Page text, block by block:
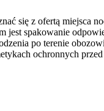
się z ofertą miejsca
jest spakowanie
po terenie
ochronnych przed